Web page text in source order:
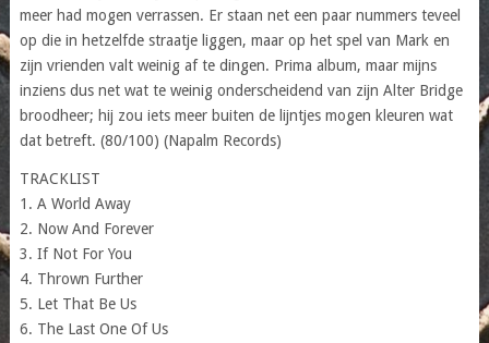
meer had mogen verrassen. Er staan net een paar nummers teveel
op die in hetzelfde straatje liggen, maar op het spel van Mark en
zijn vrienden valt weinig af te dingen. Prima album, maar mijns
inziens dus net wat te weinig onderscheidend van zijn Alter Bridge
broodheer; hij zou iets meer buiten de lijntjes mogen kleuren wat
dat betreft. (80/100) (Napalm Records)
TRACKLIST
1. A World Away
2. Now And Forever
3. If Not For You
4. Thrown Further
5. Let That Be Us
6. The Last One Of Us